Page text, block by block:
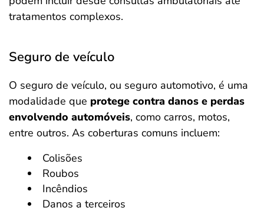
tratamentos complexos.
Seguro de veículo
O seguro de veículo, ou seguro automotivo, é uma
modalidade que protege contra danos e perdas
envolvendo automóveis, como carros, motos,
entre outros. As coberturas comuns incluem:
Colisões
Roubos
Incêndios
Danos a terceiros